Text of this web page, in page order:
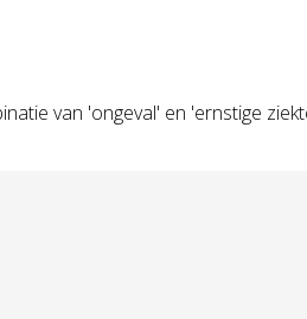
van 'ongeval' en 'ernstige